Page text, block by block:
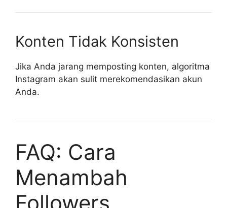
Konten Tidak Konsisten
Jika Anda jarang memposting konten, algoritma
Instagram akan sulit merekomendasikan akun
Anda.
FAQ: Cara
Menambah
Followers